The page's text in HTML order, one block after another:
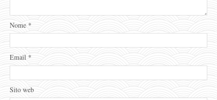
Nome *
Email *
Sito web